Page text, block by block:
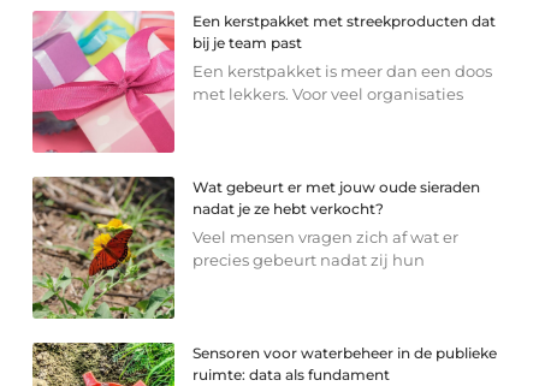
Een kerstpakket met streekproducten dat
bij je team past
Een kerstpakket is meer dan een doos
met lekkers. Voor veel organisaties
Wat gebeurt er met jouw oude sieraden
nadat je ze hebt verkocht?
Veel mensen vragen zich af wat er
precies gebeurt nadat zij hun
Sensoren voor waterbeheer in de publieke
ruimte: data als fundament